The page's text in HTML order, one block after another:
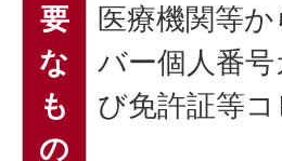
要
な
も
の
医療機関等
バー個人番
び免許証等コ